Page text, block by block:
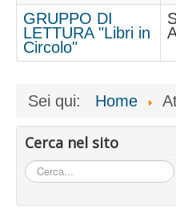
GRUPPO DI
LETTURA "Libri in
Circolo"
Sei qui: Home
Cerca nel sito
Cerca...